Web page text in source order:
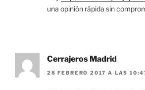
una opinión rápida sin
Cerrajeros Madrid
28 FEBRERO 2017 A LAS